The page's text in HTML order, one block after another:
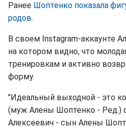
Ранее Шоптенко показала
родов.
В своем Instagram-аккаунте
на котором видно, что
тренировкам и активно
форму.
"Идеальный выходной - это
(муж Алены Шоптенко - Ред.)
Алексеевич - сын Алены